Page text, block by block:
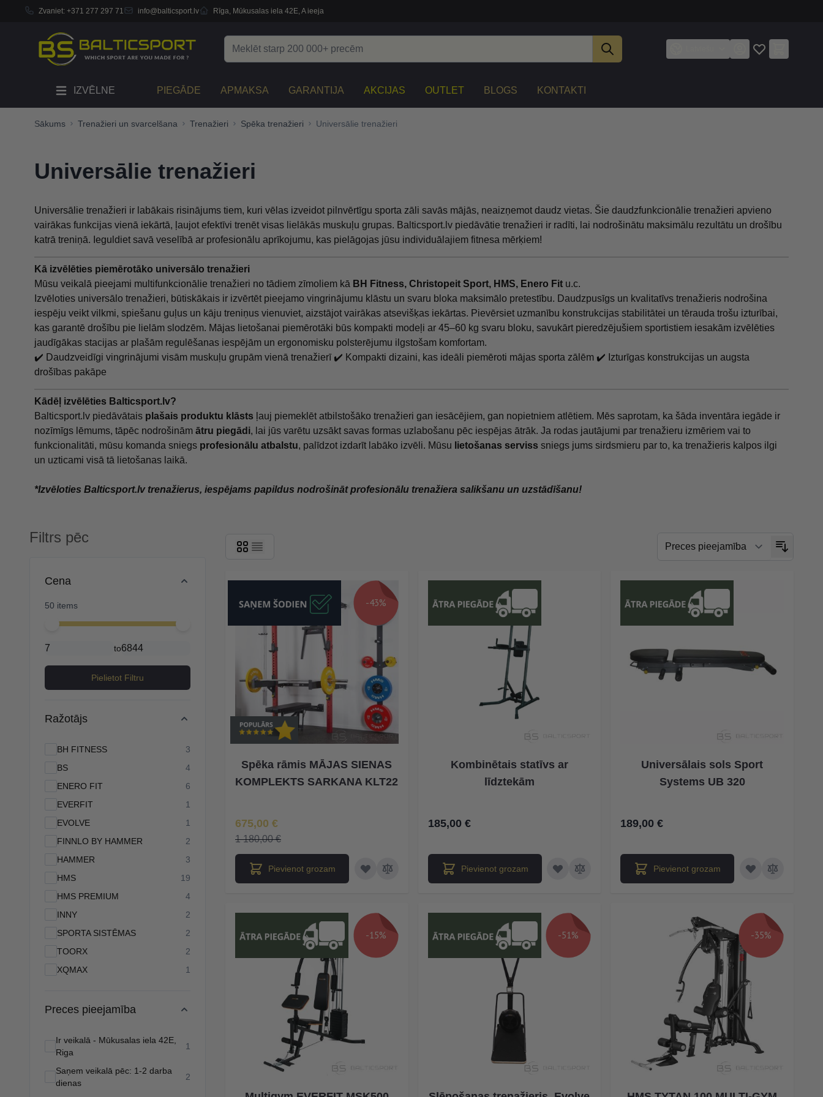
Zvaniet: +371 277 297 71 info@balticsport.lv Rīga, Mūkusalas iela 42E, A ieeja
IZVĒLNE PIEGĀDE APMAKSA GARANTIJA AKCIJAS OUTLET BLOGS KONTAKTI
Sākums Trenažieri un svarcelšana Trenažieri Spēka trenažieri Universālie trenažieri
Universālie trenažieri
Universālie trenažieri ir labākais risinājums tiem, kuri vēlas izveidot pilnvērtīgu sporta zāli savās mājās, neaizņemot daudz vietas. Šie daudzfunkcionālie trenažieri apvieno
vairākas funkcijas vienā iekārtā, ļaujot efektīvi trenēt visas lielākās muskuļu grupas. Balticsport.lv piedāvātie trenažieri ir radīti, lai nodrošinātu maksimālu rezultātu un drošību
katrā treniņā. Ieguldiet savā veselībā ar profesionālu aprīkojumu, kas pielāgojas jūsu individuālajiem fitnesa mērķiem!
Kā izvēlēties piemērotāko universālo trenažieri
Mūsu veikalā pieejami multifunkcionālie trenažieri no tādiem zīmoliem kā BH Fitness, Christopeit Sport, HMS, Enero Fit u.c.
Izvēloties universālo trenažieri, būtiskākais ir izvērtēt pieejamo vingrinājumu klāstu un svaru bloka maksimālo pretestību. Daudzpusīgs un kvalitatīvs trenažieris nodrošina
iespēju veikt vilkmi, spiešanu guļus un kāju treniņus vienuviet, aizstājot vairākas atsevišķas iekārtas. Pievērsiet uzmanību konstrukcijas stabilitātei un tērauda trošu izturībai,
kas garantē drošību pie lielām slodzēm. Mājas lietošanai piemērotāki būs kompakti modeļi ar 45–60 kg svaru bloku, savukārt pieredzējušiem sportistiem iesakām izvēlēties
jaudīgākas stacijas ar plašām regulēšanas iespējām un ergonomisku polsterējumu ilgstošam komfortam.
✔️ Daudzveidīgi vingrinājumi visām muskuļu grupām vienā trenažierī ✔️ Kompakti dizaini, kas ideāli piemēroti mājas sporta zālēm ✔️ Izturīgas konstrukcijas un augsta
drošības pakāpe
Kādēļ izvēlēties Balticsport.lv?
Balticsport.lv piedāvātais plašais produktu klāsts ļauj piemeklēt atbilstošāko trenažieri gan iesācējiem, gan nopietniem atlētiem. Mēs saprotam, ka šāda inventāra iegāde ir
nozīmīgs lēmums, tāpēc nodrošinām ātru piegādi, lai jūs varētu uzsākt savas formas uzlabošanu pēc iespējas ātrāk. Ja rodas jautājumi par trenažieru izmēriem vai to
funkcionalitāti, mūsu komanda sniegs profesionālu atbalstu, palīdzot izdarīt labāko izvēli. Mūsu lietošanas serviss sniegs jums sirdsmieru par to, ka trenažieris kalpos ilgi
un uzticami visā tā lietošanas laikā.
*Izvēloties Balticsport.lv trenažierus, iespējams papildus nodrošināt profesionālu trenažiera salikšanu un uzstādīšanu!
Filtrs pēc
Cena
50 items
Minimal price
Maximum price
to
Pielietot Filtru
Ražotājs
BH FITNESS 3
BS
4 products available
ENERO FIT
6 products available
EVERFIT
1
EVOLVE
1
products available
FINNLO BY HAMMER
2 products available
HAMMER
3 products available
HMS
19 products available
HMS PREMIUM
4
INNY
2 products available
SPORTA SISTĒMAS
2 products available
TOORX
2
XQMAX
1
Preces pieejamība
Ir veikalā - Mūkusalas iela 42E,
Riga
1
Saņem veikalā pēc: 1-2 darba
dienas
2
-43%
Spēka rāmis MĀJAS SIENAS
KOMPLEKTS SARKANA KLT22
Īpaša Cena
675,00 €
1 180,00 €
Pievienot grozam
Kombinētais statīvs ar
līdztekām
185,00 €
Pievienot grozam
Universālais sols Sport
Systems UB 320
189,00 €
Pievienot grozam
-15% -51% -35%